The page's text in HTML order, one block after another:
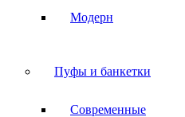
Модерн
Пуфы и банкетки
Современные